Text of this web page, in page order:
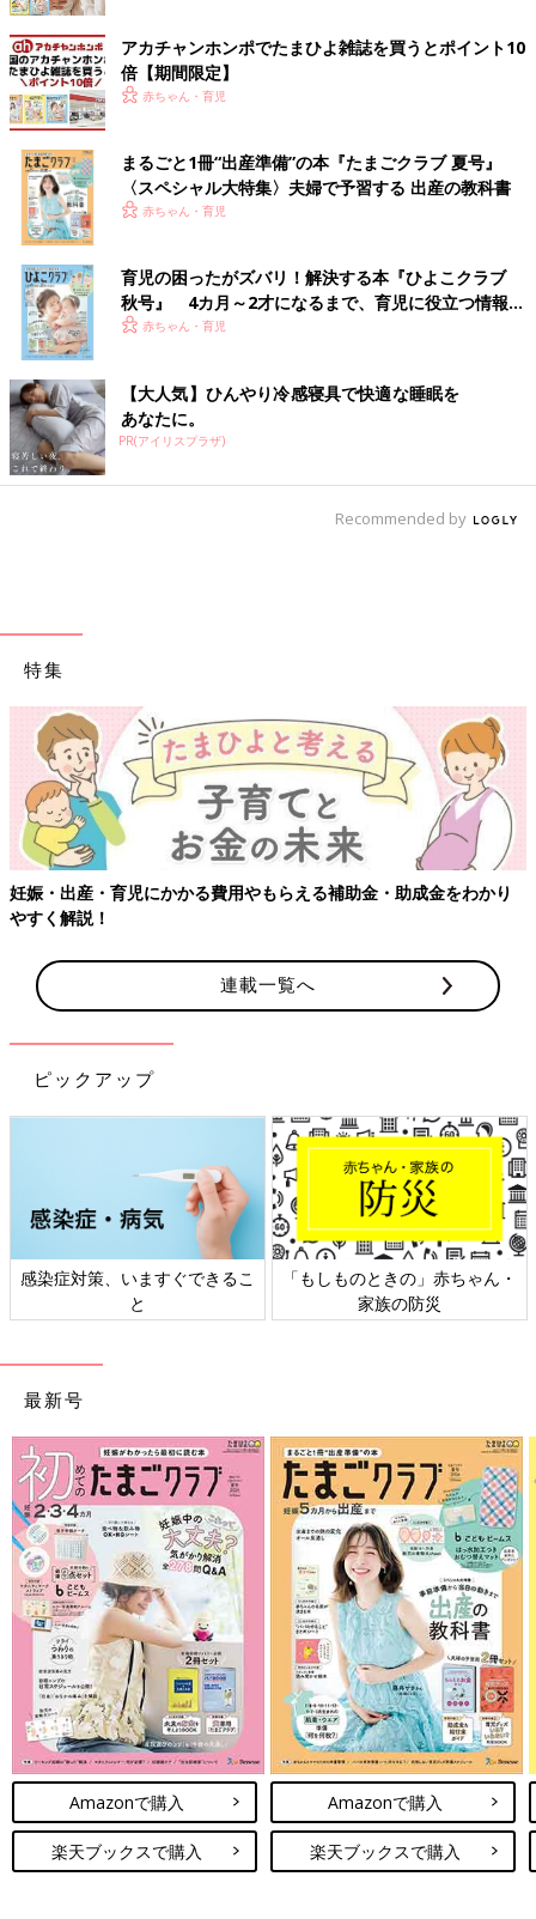
ジグソーパズルが大好きな杏さん。写真はジグソーパズル世界大会にて。「いつか
日本でもジグソーパズル大会が開催されるといいなぁ」だそう。（杏さん
Instagramより）
――パリの学校は週の真ん中の水曜日がお休みと聞きました。
杏 学校によって違いはあるかと思いますが、子どもたちが通っ
ている小学校は、土日以外に水曜日がお休みです。このしくみも
が、お休みの水曜日はのんびりしたり、習い事の時間にあてたり
です。ポピュラーなものだとサッカーや柔道、空手です。柔道を
やっている人口は日本の倍以上だそうです。
――習い事にサーカスがあるとは驚きです。
杏 サーカスは、体操の延長のような感じで少しアクロバティッ
クなことが習えるのだと思います。フランスでは自分の好きなこ
とを自分で発見して伸ばしていくという教育方針です。 たとえ
ば、サッカーが好きな子には、学校が休みの日は学期中のお休み
も夏休みなどの長いお休みも、すべての時間をサッカーに費やす
学校に行くのが週に4日だからなのか、パリの学校では日本のよ
うに家庭科や体育、音楽などの時間が少ないように思います。さ
それにとことん時間を費やすことができるフランスの教育。そこ
に大きな差を感じます。
――お子さんが3人だと習い事の送迎も大変そうです。
杏 わが家でも毎年どうしようかと悩みます。子どもたちがバラ
バラのものを習う場合と、一緒のものを習う場合では時間も経済
的な面でも大きな違いがあります。でも、その子にとって興味が
あり、楽しんで続けられるものを一緒に模索できたらと思いま
す。
杏 学校によるとは思いますが、パワフルなお母さんがたとえば
びかけて保護者が一緒に活動するという機会はあります。
――フランスでは働く女性にとって子育てしやすいと感じます
か？
杏 日本でも子育てにおけるサポートの制度は整っていると思い
ますが、フランスでは女性が働くことは当たり前の社会なので制
度が整っているように感じます。また、子育ては母親だけがする
ものという感覚が日本より薄いと感じます。父親も積極的に参加
しています。昨日も1人のお父さんがベビーカーを2台押しながら
送迎している姿を見ました。
硬水の生活、子育て、仕事、健康管理は「できると
きにできることを」
アカチャンホンポでたまひよ雑誌を買うとポイント10
倍【期間限定】
赤ちゃん・育児
まるごと1冊“出産準備”の本『たまごクラブ 夏号』
〈スペシャル大特集〉夫婦で予習する 出産の教科書
赤ちゃん・育児
育児の困ったがズバリ！解決する本『ひよこクラブ
秋号』 4カ月～2才になるまで、育児に役立つ情報が
いっぱい！
赤ちゃん・育児
【大人気】ひんやり冷感寝具で快適な睡眠を
あなたに。
PR(アイリスプラザ)
Recommended by
特集
妊娠・出産・育児にかかる費用やもらえる補助金・助成金をわかり
やすく解説！
連載一覧へ
ピックアップ
感染症対策、いますぐできるこ
と
「もしものときの」赤ちゃん・
家族の防災
最新号
Amazonで購入
楽天ブックスで購入
Amazonで購入
楽天ブックスで購入